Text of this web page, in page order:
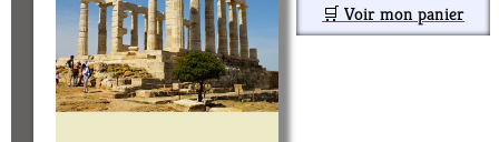
🛒 Voir mon panier